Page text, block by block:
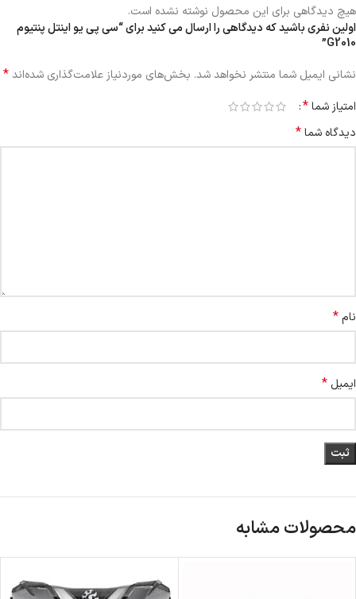
هیچ دیدگاهی برای این محصول نوشته نشده است.
اولین نفری باشید که دیدگاهی را ارسال می کنید برای “سی پی یو اینتل پنتیوم
G2010”
نشانی ایمیل شما منتشر نخواهد شد. بخش‌های موردنیاز علامت‌گذاری شده‌اند*
امتیاز شما*
دیدگاه شما*
نام*
ایمیل *
محصولات مشابه